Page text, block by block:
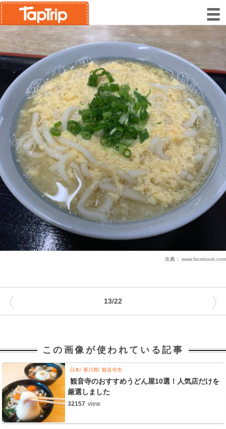
出典： www.facebook.com
13/22
〈 〉
この画像が使われている記事
日本 香川県 観音寺市
観音寺のおすすめうどん屋10選！人気店だけを
厳選しました
32157 view